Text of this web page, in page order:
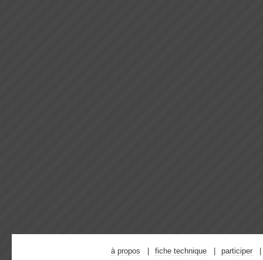
à propos fiche technique participer